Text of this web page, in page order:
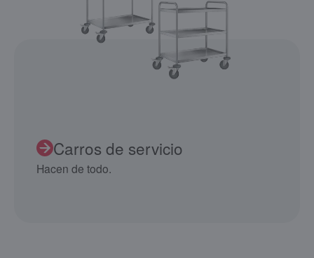
Carros de servicio
Hacen de todo.